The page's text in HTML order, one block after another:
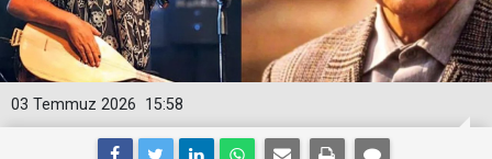
15:58
03 Temmuz 2026